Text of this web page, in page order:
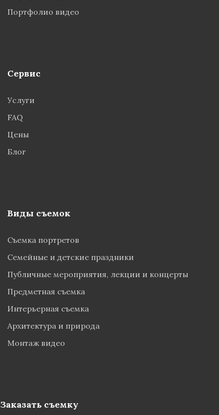
Портфолио видео
Сервис
Услуги
FAQ
Цены
Блог
Виды съемок
Съемка портретов
Семейные и детские праздники
Публичные мероприятия, лекции и концерты
Предметная съемка
Интерьерная съемка
Архитектура и природа
Монтаж видео
Заказать съемку